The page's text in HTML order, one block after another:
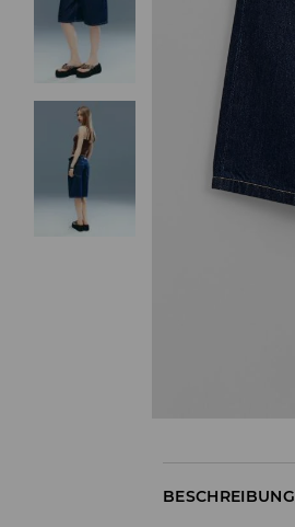
BESCHREIBUNG